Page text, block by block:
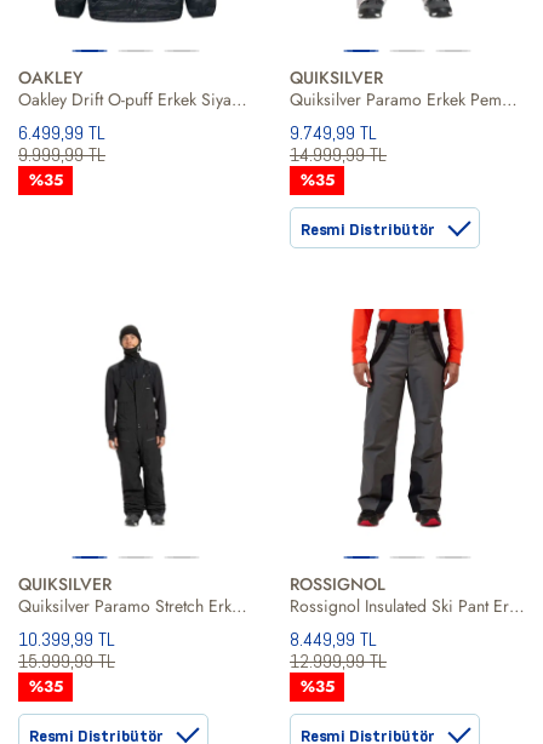
OAKLEY
Oakley Drift O-puff Erkek Siyah Snowboard Ceketi
6.499,99 TL
9.999,99 TL
%35
QUIKSILVER
Quiksilver Paramo Erkek Pembe Snowboard Pantolonu
9.749,99 TL
14.999,99 TL
%35
Resmi Distribütör
QUIKSILVER
Quiksilver Paramo Stretch Erkek Siyah Snowboard Pantolonu
10.399,99 TL
15.999,99 TL
%35
Resmi Distribütör
ROSSIGNOL
Rossignol Insulated Ski Pant Erkek Kayak Pantolonu
8.449,99 TL
12.999,99 TL
%35
Resmi Distribütör